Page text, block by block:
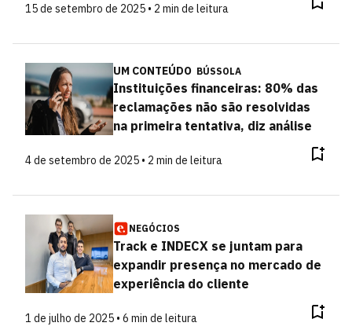
15 de setembro de 2025 • 2 min de leitura
UM CONTEÚDO BÚSSOLA
Instituições financeiras: 80% das
reclamações não são resolvidas
na primeira tentativa, diz análise
4 de setembro de 2025 • 2 min de leitura
NEGÓCIOS
Track e INDECX se juntam para
expandir presença no mercado de
experiência do cliente
1 de julho de 2025 • 6 min de leitura